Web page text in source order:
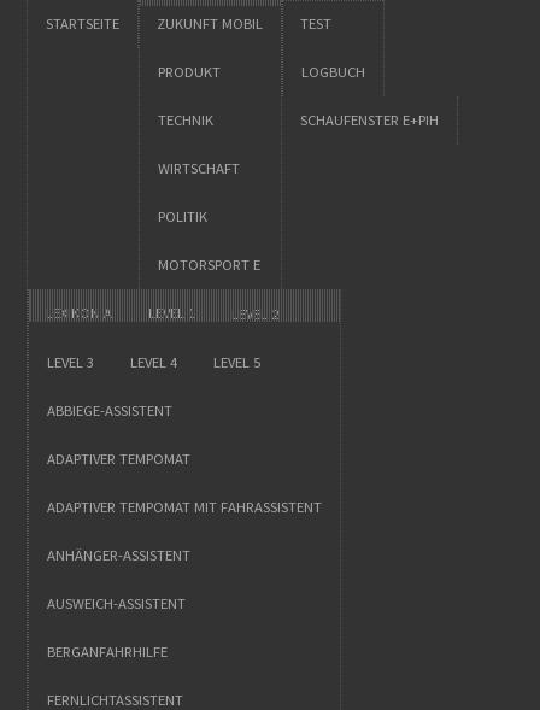
STARTSEITE ZUKUNFT MOBIL
PRODUKT
TECHNIK
WIRTSCHAFT
POLITIK
MOTORSPORT E
TEST
LOGBUCH
SCHAUFENSTER E+PIH
LEXIKON A LEVEL 1 LEVEL 2
LEVEL 3 LEVEL 4 LEVEL 5
ABBIEGE-ASSISTENT
ADAPTIVER TEMPOMAT
ADAPTIVER TEMPOMAT MIT FAHRASSISTENT
ANHÄNGER-ASSISTENT
AUSWEICH-ASSISTENT
BERGANFAHRHILFE
FERNLICHTASSISTENT